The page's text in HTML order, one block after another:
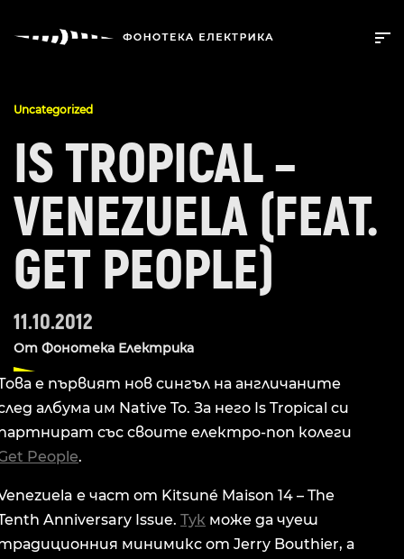
Uncategorized
IS TROPICAL –
VENEZUELA (FEAT.
GET PEOPLE)
11.10.2012
От Фонотека Електрика
е първият нов сингъл на англичаните
албума им Native To. За него Is Tropical си
със своите електро-поп колеги
People.
е част от Kitsuné Maison 14 – The
Anniversary Issue.Тук може да чуеш
минимикс от Jerry Bouthier, а